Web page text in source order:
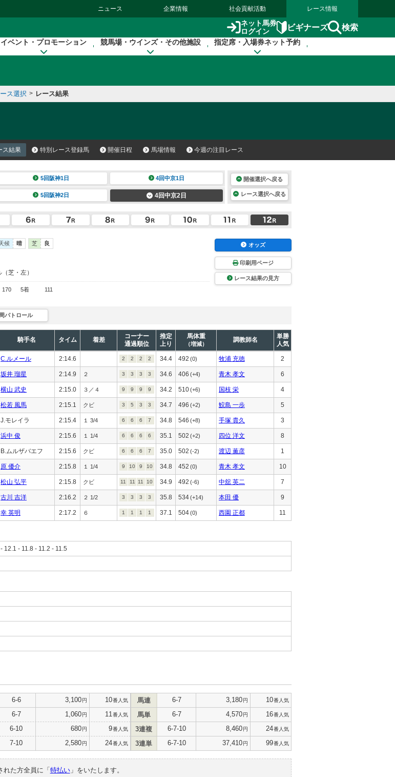
ニュース 企業情報 社会貢献活動 レース情報
ネット馬券
ログイン
ビギナーズ 検索
イベント・プロモーション 競馬場・ウインズ・その他施設 指定席・入場券ネット予約
ス選択 > レース結果
ス結果 特別レース登録馬 開催日程 馬場情報 今週の注目レース
5回阪神1日 4回中京1日
5回阪神2日 4回中京2日
開催選択へ戻る
レース選択へ戻る
候 晴 芝 良
（芝・左）
170 5着
111
オッズ
印刷用ページ
レース結果の見方
パトロール
騎手名 タイム 着差
コーナー
通過順位
推定
上り
馬体重
（増減）
調教師名
単勝
人気
C.ルメール 2:14.6 2 2 2 2 34.4 492 (0) 牧浦 充徳 2
坂井 瑠星 2:14.9 ２ 3 3 3 3 34.6 406 (+4) 青木 孝文 6
横山 武史 2:15.0 ３／４ 9 9 9 9 34.2 510(+6) 国枝 栄 4
松若 風馬 2:15.1 クビ 3 5 3 3 34.7 496 (+2) 鮫島 一歩 5
J.モレイラ 2:15.4 １ 3/4 6 6 6 7 34.8 546 (+8) 手塚 貴久 3
浜中 俊 2:15.6 １ 1/4 6 6 6 6 35.1 502 (+2) 四位 洋文 8
B.ムルザバエフ 2:15.6 クビ 6 6 6 7 35.0 502 (-2) 渡辺 薫彦 1
原 優介 2:15.8 １ 1/4 9 10 9 10 34.8 452 (0) 青木 孝文 10
松山 弘平 2:15.8 クビ 11 11 11 10 34.9 492 (-6) 中舘 英二 7
古川 吉洋 2:16.2 ２ 1/2 3 3 3 3 35.8 534(+14) 本田 優 9
幸 英明 2:17.2 ６ 1 1 1 1 37.1 504(0) 西園 正都 11
12.1 - 11.8 - 11.2 - 11.5
6-6 3,100円 10番人気
6-7 1,060円 11 番人気
6-10 680円 9番人気
7-10 2,580円 24番人気
馬連 6-7 3,180円 10番人気
馬単 6-7 4,570円 16番人気
3連複 6-7-10 8,460円 24番人気
3連単 6-7-10 37,410円 99番人気
た方全員に「 特払い」をいたします。